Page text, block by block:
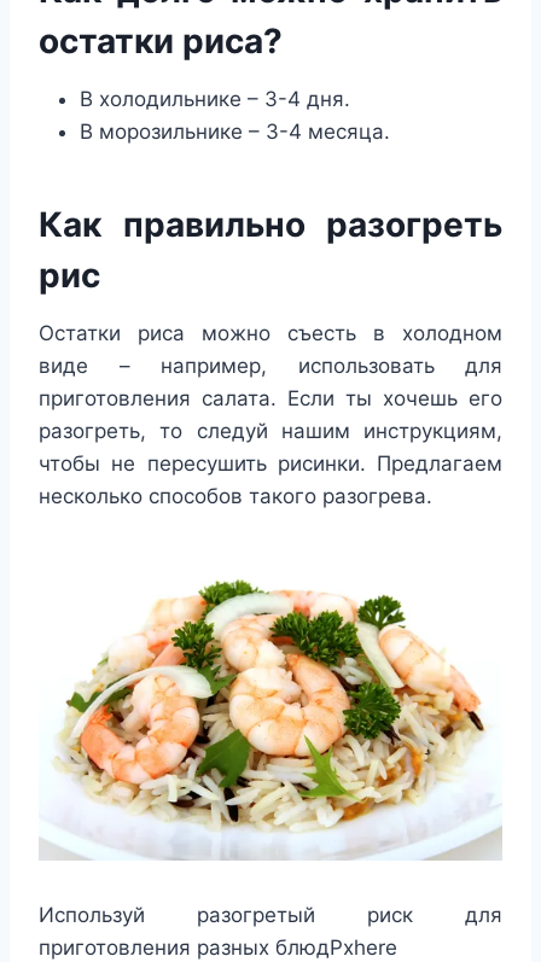
остатки риса?
В холодильнике – 3-4 дня.
В морозильнике – 3-4 месяца.
Как правильно разогреть
рис
Остатки риса можно съесть в холодном
виде – например, использовать для
приготовления салата. Если ты хочешь его
разогреть, то следуй нашим инструкциям,
чтобы не пересушить рисинки. Предлагаем
несколько способов такого разогрева.
Используй разогретый риск для
приготовления разных блюдPxhere